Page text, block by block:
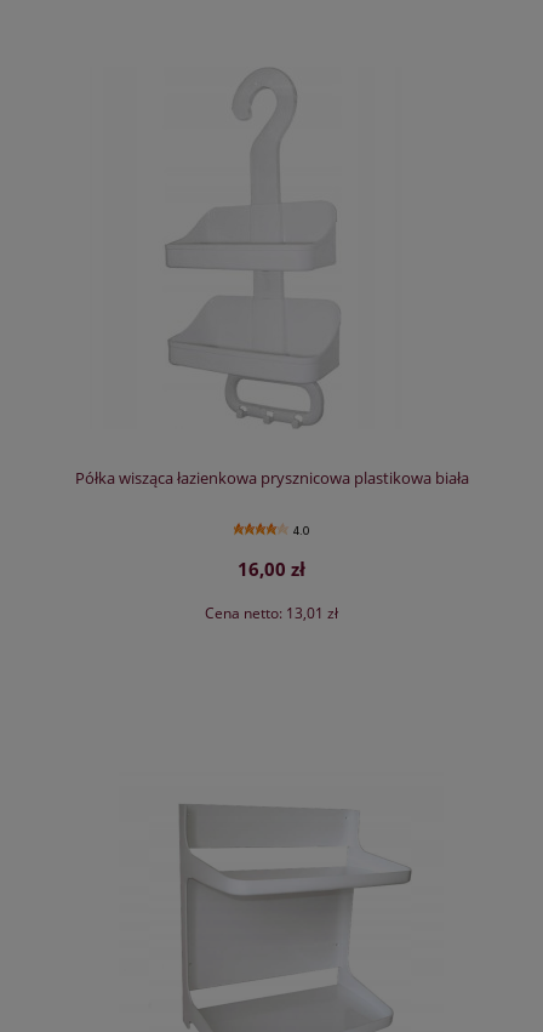
Półka wisząca łazienkowa prysznicowa plastikowa biała
4.0
16,00 zł
Cena netto: 13,01 zł